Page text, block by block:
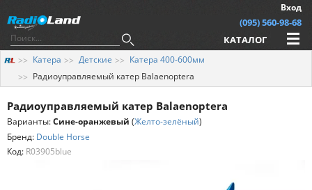
Вход
(095) 560-98-68
КАТАЛОГ
Катера Детские
Катера 400-600мм
Радиоуправляемый катер Balaenoptera
Радиоуправляемый катер Balaenoptera
Варианты:Сине-оранжевый (Желто-зелёный)
Бренд: Double Horse
Код: R03905blue